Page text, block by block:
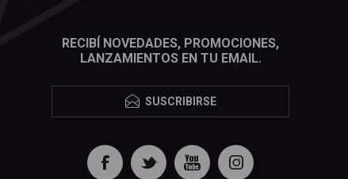
RECIBÍ NOVEDADES, PROMOCIONES,
LANZAMIENTOS EN TU EMAIL.
SUSCRIBIRSE